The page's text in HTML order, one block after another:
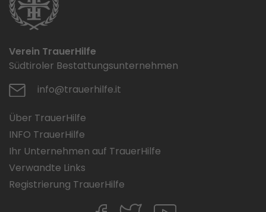
Verein TrauerHilfe
Südtiroler Bestattungsunternehmen
info@trauerhilfe.it
Über TrauerHilfe
INFO TrauerHilfe
Ihr Unternehmen auf TrauerHilfe
Verwandte Links
Registrierung TrauerHilfe